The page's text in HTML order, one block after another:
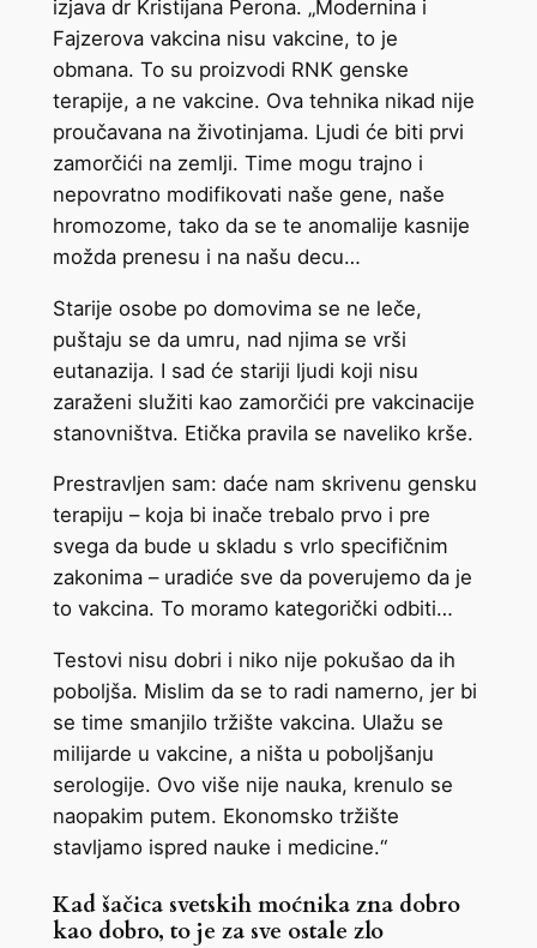
izjava dr Kristijana Perona. „Modernina i
Fajzerova vakcina nisu vakcine, to je
obmana. To su proizvodi RNK genske
terapije, a ne vakcine. Ova tehnika nikad nije
proučavana na životinjama. Ljudi će biti prvi
zamorčići na zemlji. Time mogu trajno i
nepovratno modifikovati naše gene, naše
hromozome, tako da se te anomalije kasnije
možda prenesu i na našu decu…
Starije osobe po domovima se ne leče,
puštaju se da umru, nad njima se vrši
eutanazija. I sad će stariji ljudi koji nisu
zaraženi služiti kao zamorčići pre vakcinacije
stanovništva. Etička pravila se naveliko krše.
Prestravljen sam: daće nam skrivenu gensku
terapiju – koja bi inače trebalo prvo i pre
svega da bude u skladu s vrlo specifičnim
zakonima – uradiće sve da poverujemo da je
to vakcina. To moramo kategorički odbiti…
Testovi nisu dobri i niko nije pokušao da ih
poboljša. Mislim da se to radi namerno, jer bi
se time smanjilo tržište vakcina. Ulažu se
milijarde u vakcine, a ništa u poboljšanju
serologije. Ovo više nije nauka, krenulo se
naopakim putem. Ekonomsko tržište
stavljamo ispred nauke i medicine.“
Kad šačica svetskih moćnika zna dobro
kao dobro, to je za sve ostale zlo